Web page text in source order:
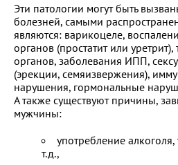
Эти патологии могут быть
болезней, самыми
являются: варикоцеле,
органов (простатит или
органов, заболевания ИПП,
(эрекции, семяизвержения),
нарушения, гормональные
А также существуют причины,
мужчины:
употребление
т.д.,